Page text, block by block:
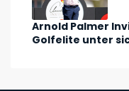
Arnold Palmer
Golfelite unter